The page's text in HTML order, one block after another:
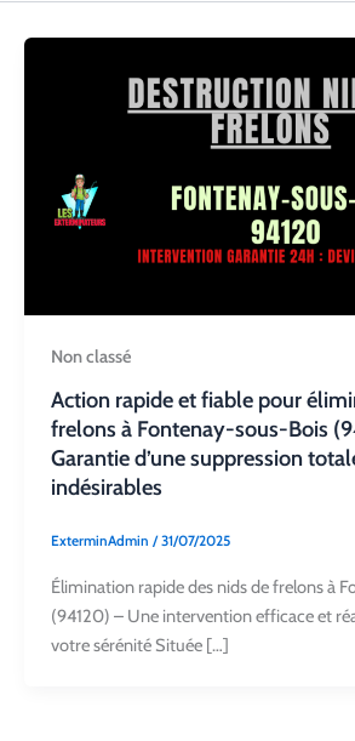
Non classé
Action rapide et fiable pour
frelons à Fontenay-sous-Bois
Garantie d’une suppression
indésirables
ExterminAdmin /31/07/2025
Élimination rapide des nids de frelons à
(94120) – Une intervention efficace et
votre sérénité Située […]